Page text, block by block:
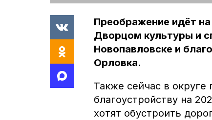
Преображение идёт
Дворцом культуры и
Новопавловске и
Орловка.
Также сейчас в
благоустройству на
хотят обустроить